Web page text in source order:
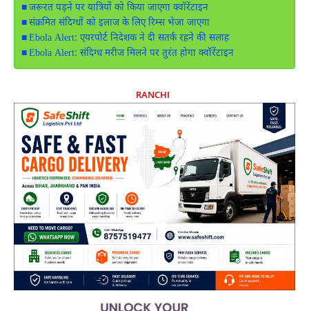
जरूरत पड़ने पर यात्रियों को किया जाएगा क्वॉरेंटाइन
संक्रमित संदिग्धों को इलाज के लिए रिम्स भेजा जाएगा
Ebola Alert: एयरपोर्ट निदेशक ने दी सतर्क रहने की सलाह
Ebola Alert: संदिग्ध मरीज मिलने पर तुरंत होगा क्वॉरेंटाइन
RANCHI